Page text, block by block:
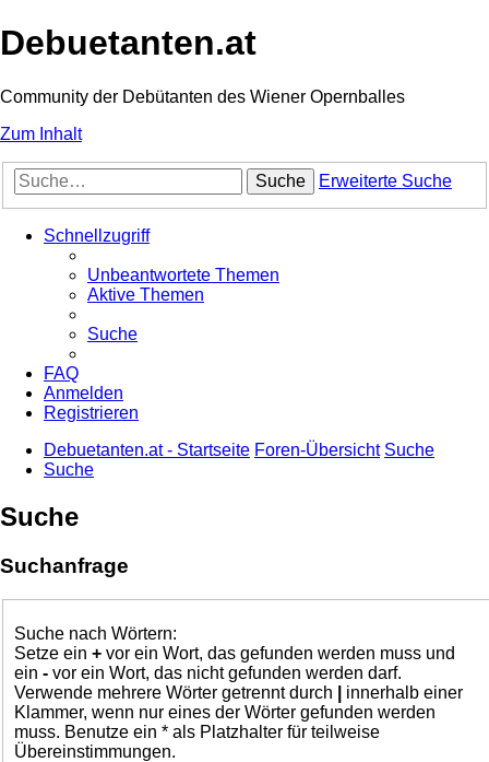
Debuetanten.at
Community der Debütanten des Wiener Opernballes
Zum Inhalt
Suche Erweiterte Suche
Schnellzugriff
Unbeantwortete Themen
Aktive Themen
Suche
FAQ
Anmelden
Registrieren
Debuetanten.at - Startseite Foren-Übersicht Suche
Suche
Suche
Suchanfrage
Suche nach Wörtern:
Setze ein + vor ein Wort, das gefunden werden muss und
ein - vor ein Wort, das nicht gefunden werden darf.
Verwende mehrere Wörter getrennt durch
innerhalb einer
Klammer, wenn nur eines der Wörter gefunden werden
muss. Benutze ein * als Platzhalter für teilweise
Übereinstimmungen.